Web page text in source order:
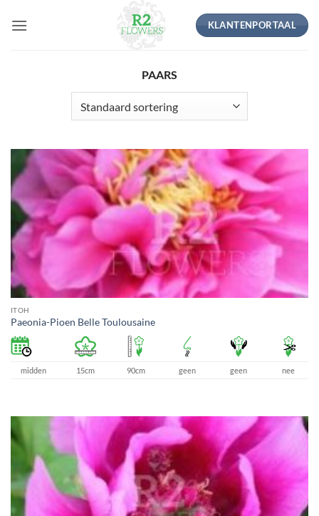
naar
KLANTENPORTAAL
PAARS
ITOH
Paeonia-Pioen Belle Toulousaine
midden 15cm 90cm geen geen nee